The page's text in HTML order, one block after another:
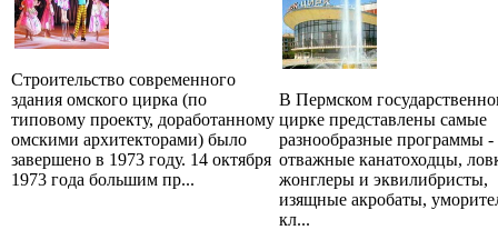
Строительство современного
здания омского цирка (по
типовому проекту, доработанному
омскими архитекторами) было
завершено в 1973 году. 14 октября
1973 года большим пр...
В Пермском
цирке представлены самые
разнообразные программы -
отважные канатоходцы,
жонглеры и эквилибристы,
изящные акробаты,
кл...